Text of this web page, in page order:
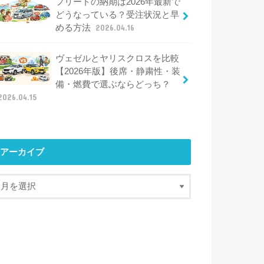
どうなっている？受注状況と早
める方法 2026.04.16
ヴェゼルとヤリスクロスを比較
【2026年版】後席・静粛性・装
備・燃費で選ぶならどっち？
アーカイブ